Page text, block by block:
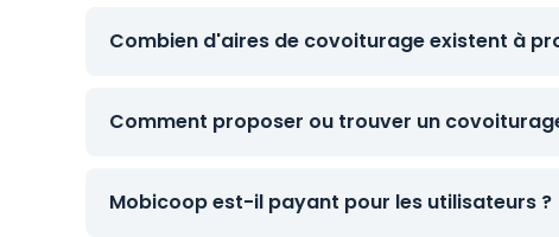
Combien d'aires de covoiturage existent à
Comment proposer ou trouver un
Mobicoop est-il payant pour les utilisateurs ?